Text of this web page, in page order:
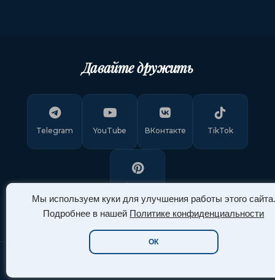
Мы используем куки для улучшения работы этого сайта.
Подробнее в нашей Политике конфиденциальности
ОК
Давайте дружить
Telegram YouTube ВКонтакте TikTok
Pinterest